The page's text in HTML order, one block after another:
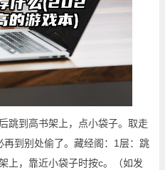
跳到高书架上，点小袋子。取走
到别处偷了。藏经阁：1层：跳
上，靠近小袋子时按c。（如发